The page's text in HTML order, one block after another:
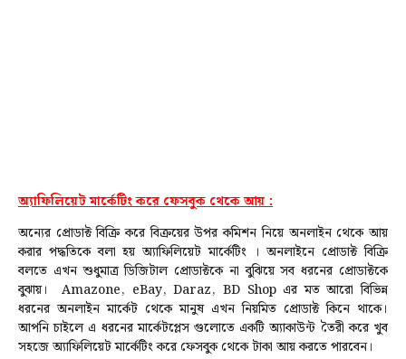
অ্যাফিলিয়েট মার্কেটিং করে ফেসবুক থেকে আয় :
অন্যের প্রোডাক্ট বিক্রি করে বিক্রয়ের উপর কমিশন নিয়ে অনলাইন থেকে আয়
করার পদ্ধতিকে বলা হয় অ্যাফিলিয়েট মার্কেটিং । অনলাইনে প্রোডাক্ট বিক্রি
বলতে এখন শুধুমাত্র ডিজিটাল প্রোডাক্টকে না বুঝিয়ে সব ধরনের প্রোডাক্টকে
বুঝায়। Amazone, eBay, Daraz, BD Shop এর মত আরো বিভিন্ন
ধরনের অনলাইন মার্কেট থেকে মানুষ এখন নিয়মিত প্রোডাক্ট কিনে থাকে।
আপনি চাইলে এ ধরনের মার্কেটপ্লেস গুলোতে একটি অ্যাকাউন্ট তৈরী করে খুব
সহজে অ্যাফিলিয়েট মার্কেটিং করে ফেসবুক থেকে টাকা আয় করতে পারবেন।